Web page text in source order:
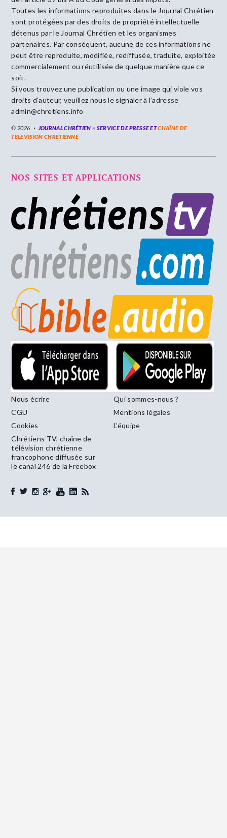
Toutes les informations reproduites dans le Journal Chrétien
sont protégées par des droits de propriété intellectuelle
détenus par le Journal Chrétien et les organismes
partenaires. Par conséquent, aucune de ces informations ne
peut être reproduite, modifiée, rediffusée, traduite, exploitée
commercialement ou réutilisée de quelque manière que ce
soit.
Si vous trouvez une publication ou une image qui viole vos
droits d’auteur, veuillez nous le signaler à l’adresse
admin@chretiens.info
© 2026 JOURNAL CHRÉTIEN = SERVICE DE PRESSE ETCHAÎNE DE
TELEVISION CHRETIENNE
NOS SITES ET APPLICATIONS
Nous écrire
Qui sommes-nous ?
CGU
Mentions légales
Cookies
L’équipe
Chrétiens TV, chaîne de
télévision chrétienne
francophone diffusée sur
le canal 246 de la Freebox